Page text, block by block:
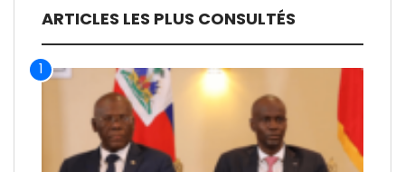
ARTICLES LES PLUS CONSULTÉS
1